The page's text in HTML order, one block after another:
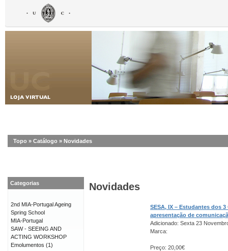
Topo » Catálogo » Novidades
Novidades
SESA, IX – Estudantes dos
apresentação de
Adicionado: Sexta 23
Marca:
Preço: 20,00€
Categorias
2nd MIA-Portugal Ageing
Spring School
MIA-Portugal
SAW - SEEING AND
ACTING WORKSHOP
Emolumentos (1)